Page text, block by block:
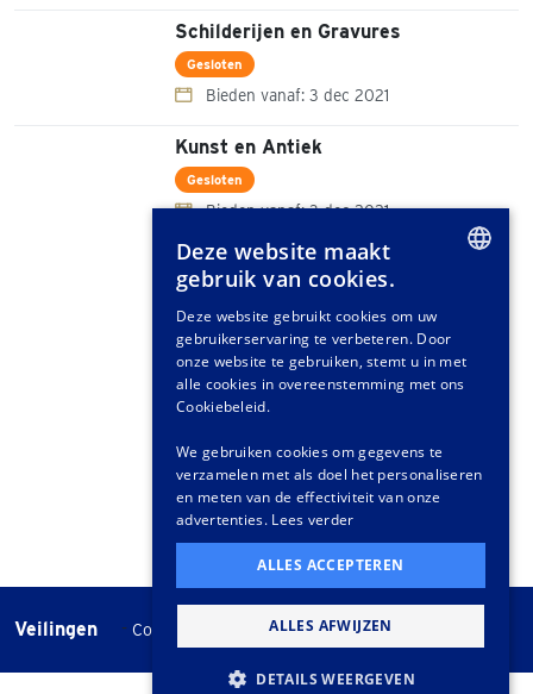
Schilderijen en Gravures
Gesloten
Bieden vanaf: 3 dec 2021
Kunst en Antiek
Gesloten
Bieden vanaf: 3 dec 2021
Veilingen - Cookie instellingen Veilingvoorwaarden
GERMAN
FRENCH
Deze website maakt
gebruik van cookies.
Deze website gebruikt cookies om uw
gebruikerservaring te verbeteren. Door
onze website te gebruiken, stemt u in met
alle cookies in overeenstemming met ons
Cookiebeleid.
We gebruiken cookies om gegevens te
verzamelen met als doel het personaliseren
en meten van de effectiviteit van onze
advertenties. Lees verder
ALLES ACCEPTEREN
ALLES AFWIJZEN
DETAILS WEERGEVEN